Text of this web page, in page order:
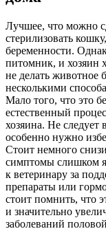
Лучшее, что можно
стерилизовать
беременности.
питомник, и хозяин
не делать животное
несколькими
Мало того, что это
естественный
хозяина. Не следует
особенно нужно
Стоит немного
симптомы слишком
к ветеринару за
препараты или
стоит помнить, что
и значительно
заболеваний